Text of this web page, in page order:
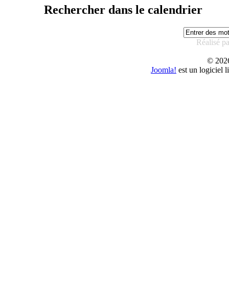
Rechercher dans le calendrier
Réalisé
©
Joomla! est un logiciel